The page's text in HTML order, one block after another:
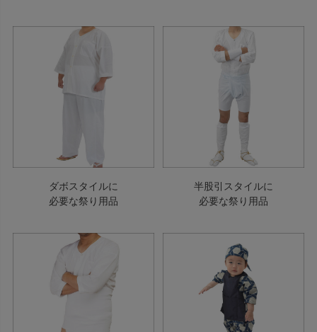
ダボスタイルに
必要な祭り用品
半股引スタイルに
必要な祭り用品